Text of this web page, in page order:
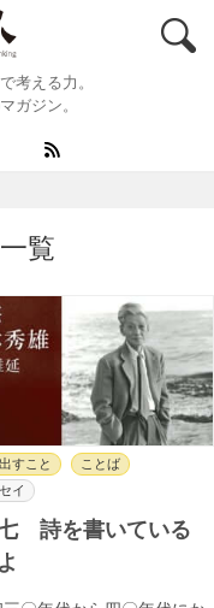
考える力。
ガジン。
覧
すこと
ことば
イ
詩を書いている